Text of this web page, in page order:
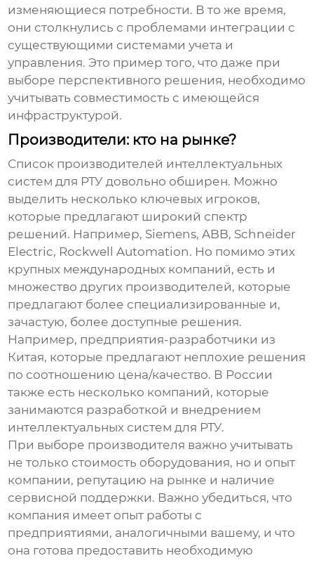
изменяющиеся потребности. В то же время,
они столкнулись с проблемами интеграции с
существующими системами учета и
управления. Это пример того, что даже при
выборе перспективного решения, необходимо
учитывать совместимость с имеющейся
инфраструктурой.
Производители: кто на рынке?
Список производителей интеллектуальных
систем для РТУ довольно обширен. Можно
выделить несколько ключевых игроков,
которые предлагают широкий спектр
решений. Например, Siemens, ABB, Schneider
Electric, Rockwell Automation. Но помимо этих
крупных международных компаний, есть и
множество других производителей, которые
предлагают более специализированные и,
зачастую, более доступные решения.
Например, предприятия-разработчики из
Китая, которые предлагают неплохие решения
по соотношению цена/качество. В России
также есть несколько компаний, которые
занимаются разработкой и внедрением
интеллектуальных систем для РТУ.
При выборе производителя важно учитывать
не только стоимость оборудования, но и опыт
компании, репутацию на рынке и наличие
сервисной поддержки. Важно убедиться, что
компания имеет опыт работы с
предприятиями, аналогичными вашему, и что
она готова предоставить необходимую